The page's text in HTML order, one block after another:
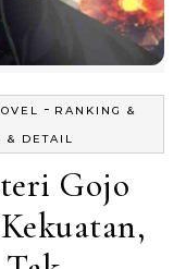
- RANKING &
& DETAIL
Gojo